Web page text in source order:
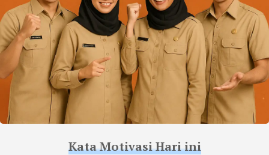
Kata Motivasi Hari ini